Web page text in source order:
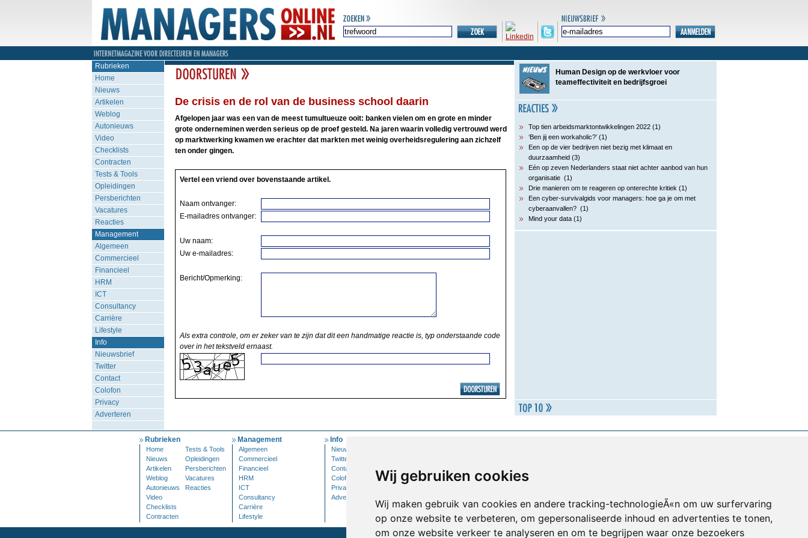
Wij gebruiken cookies
Wij maken gebruik van cookies en andere tracking-technologieÃ«n om uw surfervaring
op onze website te verbeteren, om gepersonaliseerde inhoud en advertenties te tonen,
om onze website verkeer te analyseren en om te begrijpen waar onze bezoekers
Rubrieken
Home
Nieuws
Artikelen
Weblog
Autonieuws
Video
Checklists
Contracten
Tests & Tools
Opleidingen
Persberichten
Vacatures
Reacties
Management
Algemeen
Commercieel
Financieel
HRM
ICT
Consultancy
Carrière
Lifestyle
Info
Nieuwsbrief
Twitter
Contact
Colofon
Privacy
Adverteren
De crisis en de rol van de business school daarin
Afgelopen jaar was een van de meest tumultueuze ooit: banken vielen om en grote en minder
grote onderneminen werden serieus op de proef gesteld. Na jaren waarin volledig vertrouwd werd
op marktwerking kwamen we erachter dat markten met weinig overheidsregulering aan zichzelf
ten onder gingen.
Vertel een vriend over bovenstaande artikel.
Naam ontvanger:
E-mailadres ontvanger:
Uw naam:
Uw e-mailadres:
Bericht/Opmerking:
Als extra controle, om er zeker van te zijn dat dit een handmatige reactie is, typ onderstaande code
over in het tekstveld ernaast.
Human Design op de werkvloer voor
teameffectiviteit en bedrijfsgroei
Top tien arbeidsmarktontwikkelingen 2022 (1)
‘Ben jij een workaholic?’ (1)
Een op de vier bedrijven niet bezig met klimaat en
duurzaamheid (3)
Eén op zeven Nederlanders staat niet achter aanbod van hun
organisatie (1)
Drie manieren om te reageren op onterechte kritiek (1)
Een cyber-survivalgids voor managers: hoe ga je om met
cyberaanvallen? (1)
Mind your data (1)
Rubrieken
Home
Tests & Tools
Nieuws
Opleidingen
Artikelen
Persberichten
Weblog
Vacatures
Autonieuws
Reacties
Video
Checklists
Contracten
Management
Algemeen
Commercieel
Financieel
HRM
ICT
Consultancy
Carrière
Lifestyle
Info
Nieuwsbrief
Twitter
Contact
Colofon
Privacy
Adverteren